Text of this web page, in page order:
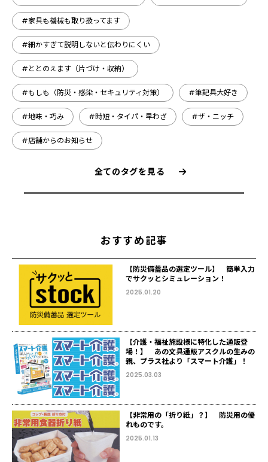
#家具も機械も取り扱ってます
#細かすぎて説明しないと伝わりにくい
#ととのえます（片づけ・収納）
#もしも（防災・感染・セキュリティ対策） #筆記具大好き
#地味・巧み #時短・タイパ・早わざ #ザ・ニッチ
#店舗からのお知らせ
全てのタグを見る
おすすめ記事
【防災備蓄品の選定ツール】 簡単入力
でサクッとシミュレーション！
2025.01.20
【介護・福祉施設様に特化した通販登
場！】 あの文具通販アスクルの生みの
親、プラス社より「スマート介護」！
2025.03.03
【非常用の「折り紙」？】 防災用の優
れものです。
2025.01.13